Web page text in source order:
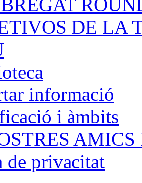
DE LA
informació
i àmbits
de privacitat